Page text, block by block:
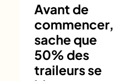
Avant de
commencer,
sache que
50% des
traileurs se